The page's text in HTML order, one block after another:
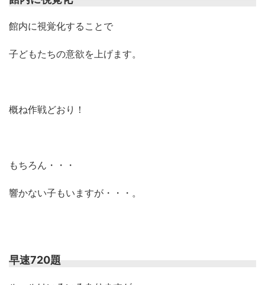
館内に視覚化することで
子どもたちの意欲を上げます。
概ね作戦どおり！
もちろん・・・
響かない子もいますが・・・。
早速720題